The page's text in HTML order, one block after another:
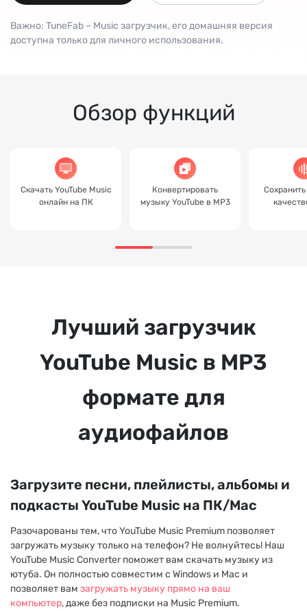
Важно: TuneFab – Music загрузчик, его домашняя версия
доступна только для личного использования.
Обзор функций
Скачать YouTube Music
онлайн на ПК
Конвертировать
музыку YouTube в MP3
Лучший загрузчик
YouTube Music в MP3
формате для
аудиофайлов
Загрузите песни, плейлисты, альбомы и
подкасты YouTube Music на ПК/Mac
Разочарованы тем, что YouTube Music Premium позволяет
загружать музыку только на телефон? Не волнуйтесь! Наш
YouTube Music Converter поможет вам скачать музыку из
ютуба. Он полностью совместим с Windows и Mac и
позволяет вам загружать музыку прямо на ваш
компьютер, даже без подписки на Music Premium.